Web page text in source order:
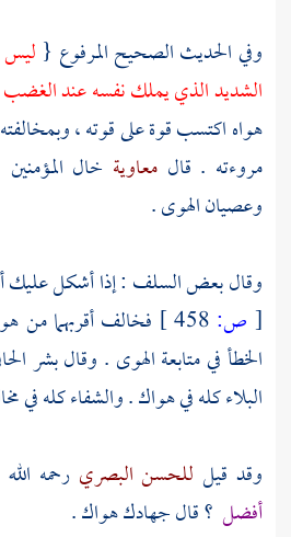
وفي الحديث الصحيح المرفوع { ليس
الشديد الذي يملك نفسه عند الغضب
هواه اكتسب قوة على قوته ،
مروءته . قالمعاوية خال
وعصيان الهوى .
وقال بعضالسلف : إذا أشكل عليك
[ ص:
فخالف أقربهما من
الخطأ في متابعة الهوى . وقالبشر
البلاء كله في هواك . والشفاء كله في
وقد قيل للحسن البصري رحمه
أفضل ؟ قال جهادك هواك .